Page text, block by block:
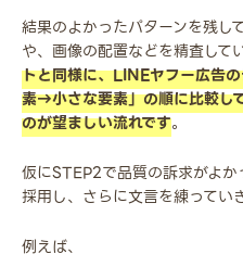
結果のよかったパターンを残し
や、画像の配置などを精査して
トと同様に、LINEヤフー広告
素→小さな要素」の順に比較し
のが望ましい流れです。
仮にSTEP2で品質の訴求がよ
採用し、さらに文言を練っていき
例えば、